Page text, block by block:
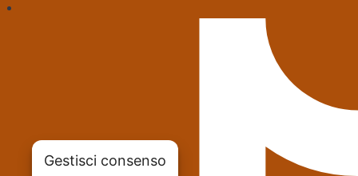
Gestisci consenso